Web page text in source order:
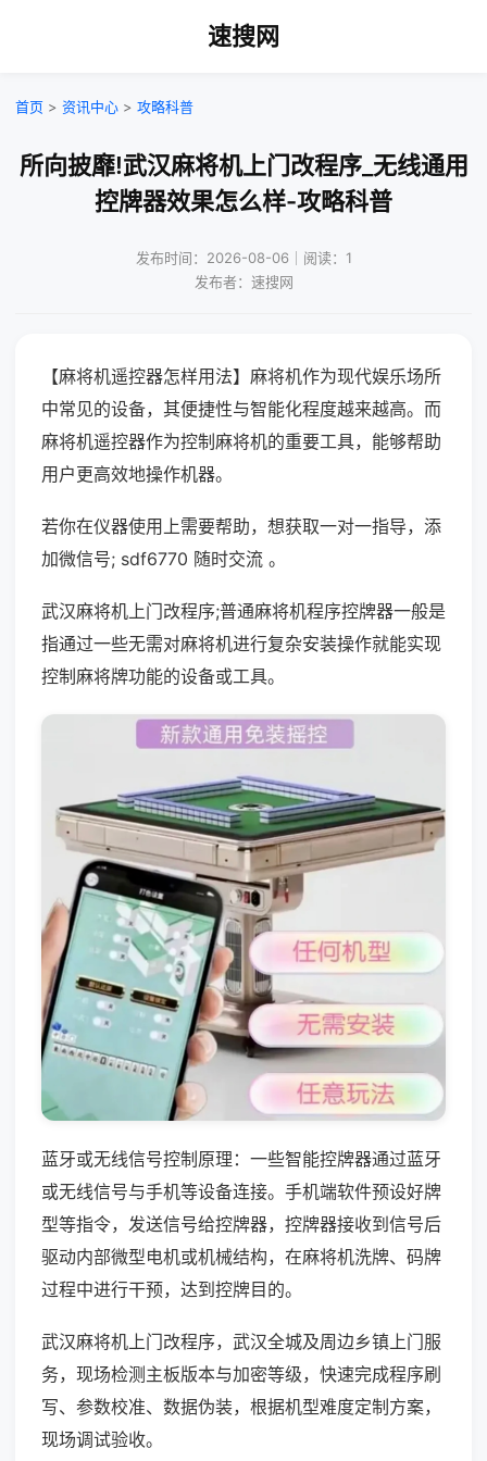
速搜网
首页 > 资讯中心 > 攻略科普
所向披靡!武汉麻将机上门改程序_无线通用
控牌器效果怎么样-攻略科普
发布时间：2026-08-06｜阅读：1
发布者：速搜网
【麻将机遥控器怎样用法】麻将机作为现代娱乐场所
中常见的设备，其便捷性与智能化程度越来越高。而
麻将机遥控器作为控制麻将机的重要工具，能够帮助
用户更高效地操作机器。
若你在仪器使用上需要帮助，想获取一对一指导，添
加微信号; sdf6770 随时交流 。
武汉麻将机上门改程序;普通麻将机程序控牌器一般是
指通过一些无需对麻将机进行复杂安装操作就能实现
控制麻将牌功能的设备或工具。
蓝牙或无线信号控制原理：一些智能控牌器通过蓝牙
或无线信号与手机等设备连接。手机端软件预设好牌
型等指令，发送信号给控牌器，控牌器接收到信号后
驱动内部微型电机或机械结构，在麻将机洗牌、码牌
过程中进行干预，达到控牌目的。
武汉麻将机上门改程序，武汉全城及周边乡镇上门服
务，现场检测主板版本与加密等级，快速完成程序刷
写、参数校准、数据伪装，根据机型难度定制方案，
现场调试验收。